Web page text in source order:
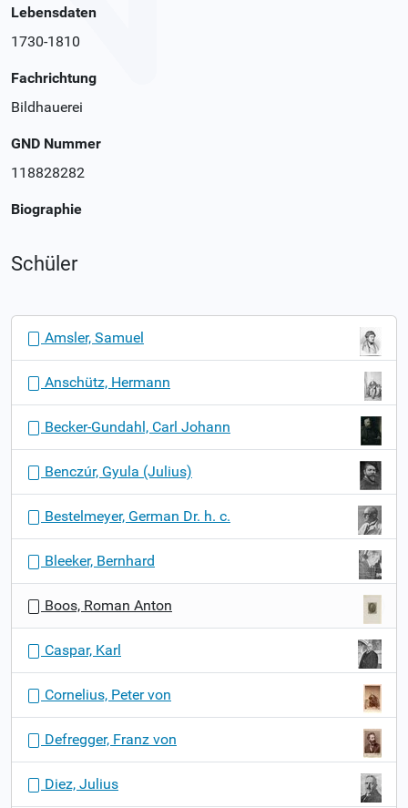
Lebensdaten
1730-1810
Fachrichtung
Bildhauerei
GND Nummer
118828282
Biographie
Schüler
o
Amsler, Samuel
Anschütz, Hermann
Becker-Gundahl, Carl Johann
Benczúr, Gyula (Julius)
Bestelmeyer, German Dr. h. c.
Bleeker, Bernhard
Boos, Roman Anton
Caspar, Karl
Cornelius, Peter von
Defregger, Franz von
Diez, Julius